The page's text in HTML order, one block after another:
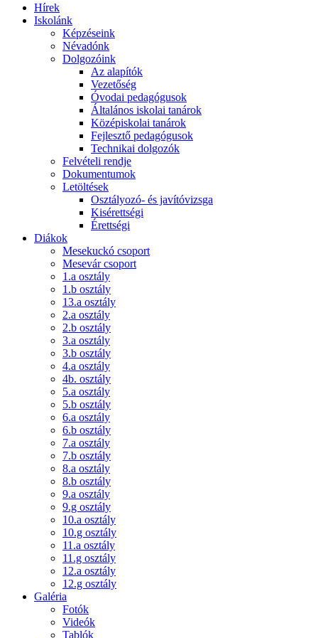
Hírek
Iskolánk
Képzéseink
Névadónk
Dolgozóink
Az alapítók
Vezetőség
Óvodai pedagógusok
Általános iskolai tanárok
Középiskolai tanárok
Fejlesztő pedagógusok
Technikai dolgozók
Felvételi rendje
Dokumentumok
Letöltések
Osztályozó- és javítóvizsga
Kisérettségi
Érettségi
Diákok
Mesekuckó csoport
Mesevár csoport
1.a osztály
1.b osztály
13.a osztály
2.a osztály
2.b osztály
3.a osztály
3.b osztály
4.a osztály
4b. osztály
5.a osztály
5.b osztály
6.a osztály
6.b osztály
7.a osztály
7.b osztály
8.a osztály
8.b osztály
9.a osztály
9.g osztály
10.a osztály
10.g osztály
11.a osztály
11.g osztály
12.a osztály
12.g osztály
Galéria
Fotók
Videók
Tablók